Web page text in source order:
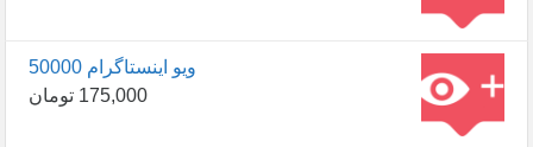
50000 ویو اینستاگرام
175,000 تومان